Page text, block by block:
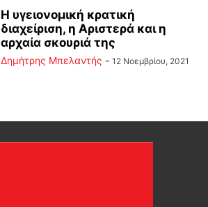
Η υγειονομική κρατική
διαχείριση, η Αριστερά και η
αρχαία σκουριά της
Δημήτρης Μπελαντής - 12 Νοεμβρίου, 2021